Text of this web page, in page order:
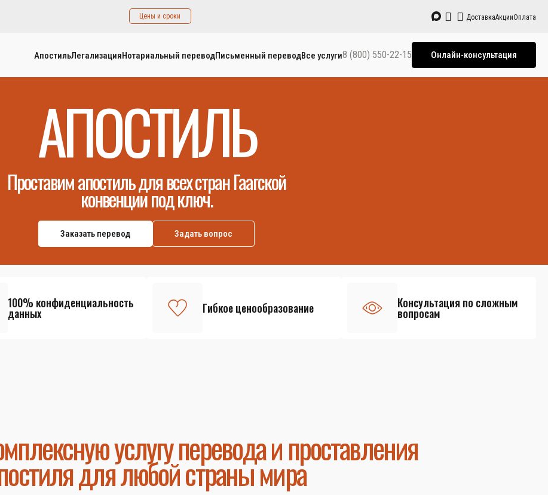
Цены и сроки ДоставкаАкцииОплата
АпостильЛегализацияНотариальный переводПисьменный переводВсе услуги8 (800) 550-22-15 Онлайн-консультация
АПОСТИЛЬ
Проставим апостиль для всех стран Гаагской
конвенции под ключ.
Заказать перевод Задать вопрос
100% конфиденциальность
данных Гибкое ценообразование Консультация по сложным
вопросам
услугу перевода и проставления
для любой страны мира